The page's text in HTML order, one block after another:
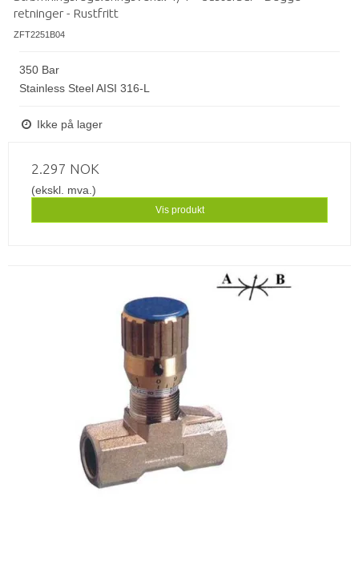
retninger - Rustfritt
ZFT2251B04
350 Bar
Stainless Steel AISI 316-L
Ikke på lager
2.297 NOK
(ekskl. mva.)
Vis produkt